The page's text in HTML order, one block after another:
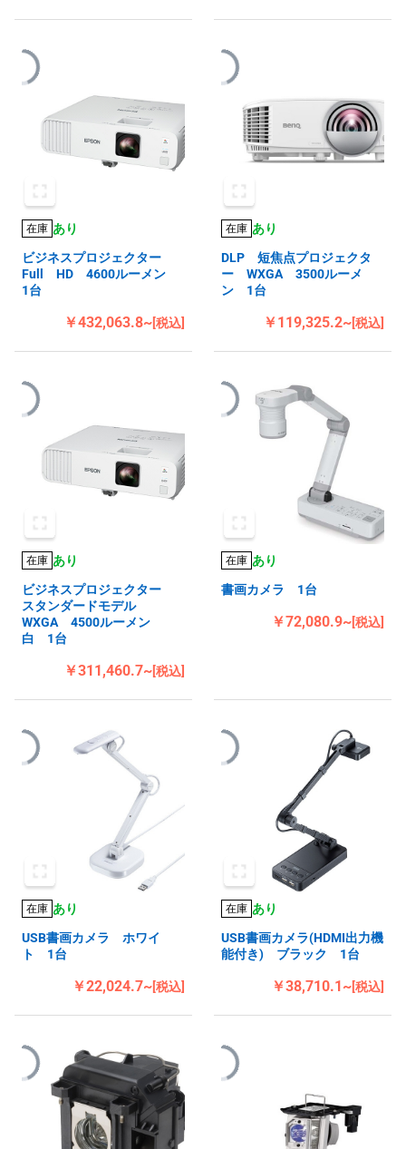
在庫 あり
ビジネスプロジェクター
Full HD 4600ルーメン
1台
￥432,063.8~[税込]
在庫 あり
DLP 短焦点プロジェクタ
ー WXGA 3500ルーメ
ン 1台
￥119,325.2~[税込]
在庫 あり
ビジネスプロジェクター
スタンダードモデル
WXGA 4500ルーメン
白 1台
￥311,460.7~[税込]
在庫 あり
書画カメラ 1台
￥72,080.9~[税込]
在庫 あり
USB書画カメラ ホワイ
ト 1台
￥22,024.7~[税込]
在庫 あり
USB書画カメラ(HDMI出力機
能付き) ブラック 1台
￥38,710.1~[税込]